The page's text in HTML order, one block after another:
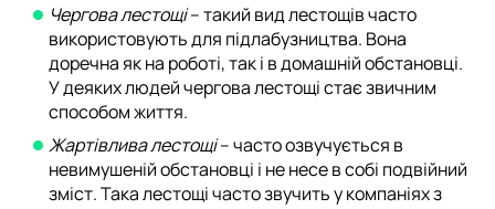
Чергова лестощі– такий вид лестощів часто
використовують для підлабузництва. Вона
доречна як на роботі, так і в домашній обстановці.
У деяких людей чергова лестощі стає звичним
способом життя.
Жартівлива лестощі– часто озвучується в
невимушеній обстановці і не несе в собі подвійний
зміст. Така лестощі часто звучить у компаніях з